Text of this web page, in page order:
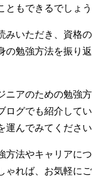
もできるでしょう
みいただき、資格
の勉強方法を振り
ニアのための勉強
ログでも紹介して
んでみてください
方法やキャリアに
ゃれば、お気軽に